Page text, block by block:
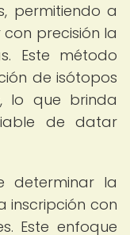
permitiendo a
precisión la
Este método
de isótopos
lo que brinda
de datar
determinar la
inscripción con
Este enfoque